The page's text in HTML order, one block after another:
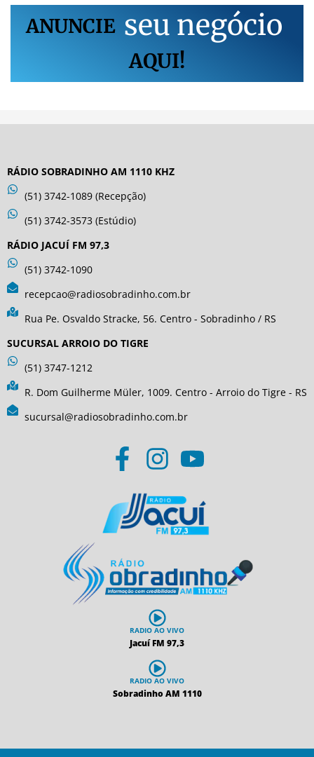
ANUNCIE seu negócio
AQUI!
RÁDIO SOBRADINHO AM 1110 KHZ
(51) 3742-1089 (Recepção)
(51) 3742-3573 (Estúdio)
RÁDIO JACUÍ FM 97,3
(51) 3742-1090
recepcao@radiosobradinho.com.br
Rua Pe. Osvaldo Stracke, 56. Centro - Sobradinho / RS
SUCURSAL ARROIO DO TIGRE
(51) 3747-1212
R. Dom Guilherme Müler, 1009. Centro - Arroio do Tigre - RS
sucursal@radiosobradinho.com.br
RADIO AO VIVO
Jacuí FM 97,3
RADIO AO VIVO
Sobradinho AM 1110